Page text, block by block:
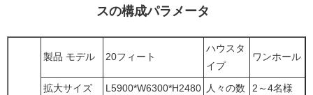
スの構成パラメータ
製品 モデル 20フィート
ハウスタ
イプ
ワンホール
拡大サイズ L5900*W6300*H2480 人々の数
2～4名様